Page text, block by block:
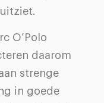
O’Polo
daarom
strenge
in goede